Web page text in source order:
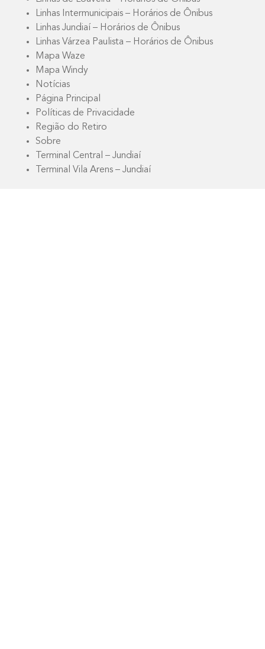
Linhas Intermunicipais – Horários de Ônibus
Linhas Jundiaí – Horários de Ônibus
Linhas Várzea Paulista – Horários de Ônibus
Mapa Waze
Mapa Windy
Notícias
Página Principal
Políticas de Privacidade
Região do Retiro
Sobre
Terminal Central – Jundiaí
Terminal Vila Arens – Jundiaí